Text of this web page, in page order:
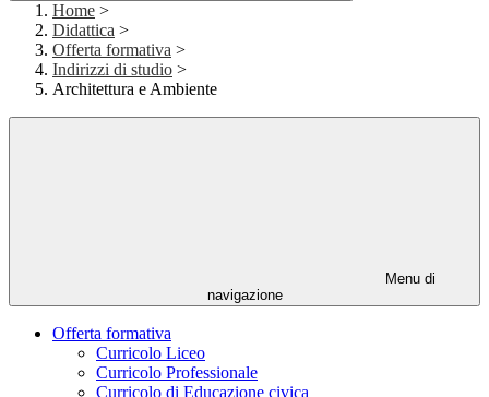
Home >
Didattica >
Offerta formativa >
Indirizzi di studio >
Architettura e Ambiente
Menu di
navigazione
Offerta formativa
Curricolo Liceo
Curricolo Professionale
Curricolo di Educazione civica